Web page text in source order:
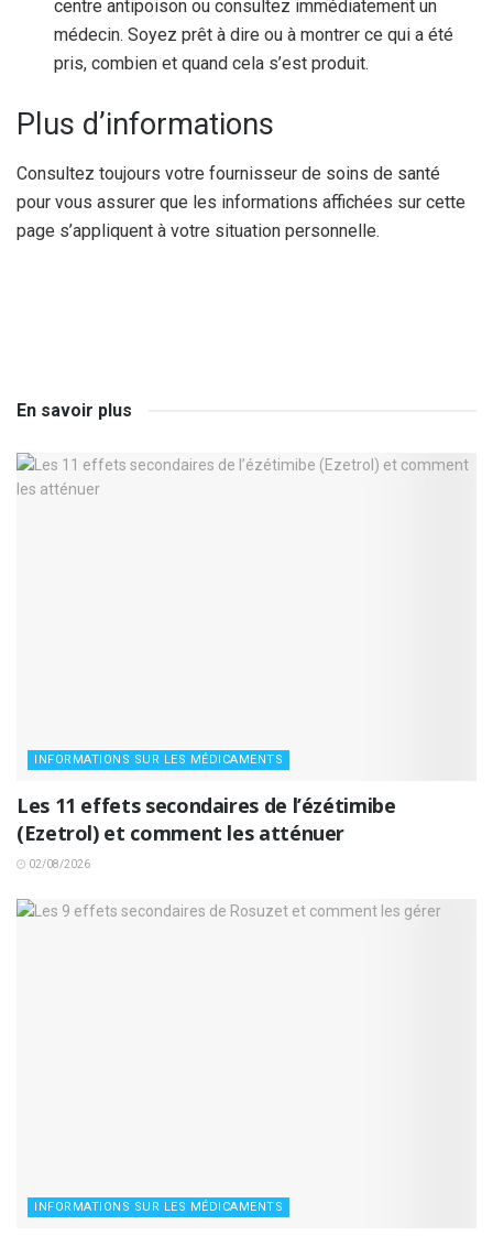
centre antipoison ou consultez immédiatement un
médecin. Soyez prêt à dire ou à montrer ce qui a été
pris, combien et quand cela s’est produit.
Plus d’informations
Consultez toujours votre fournisseur de soins de santé
pour vous assurer que les informations affichées sur cette
page s’appliquent à votre situation personnelle.
En savoir plus
INFORMATIONS SUR LES MÉDICAMENTS
Les 11 effets secondaires de l’ézétimibe
(Ezetrol) et comment les atténuer
02/08/2026
INFORMATIONS SUR LES MÉDICAMENTS